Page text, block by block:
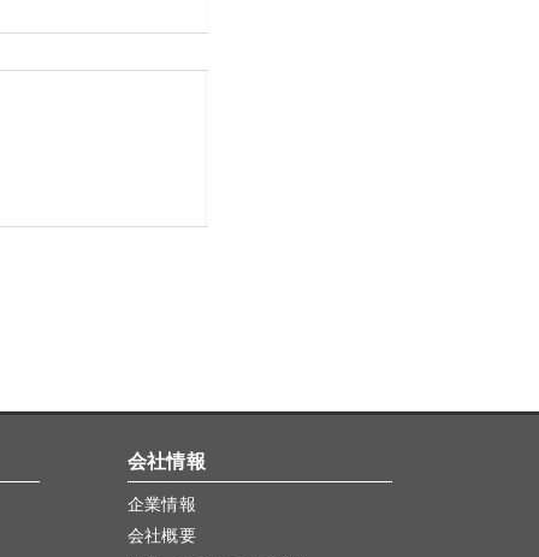
会社情報
企業情報
会社概要